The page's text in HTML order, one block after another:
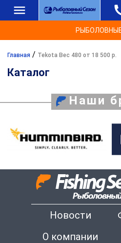
Главная / Tekota Вес 480 от 18 500 р.
Каталог
Наши
Новости
О компании